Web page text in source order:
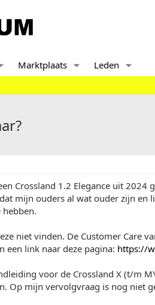
Marktplaats Leden
Crossland 1.2 Elegance uit 2024
mijn ouders al wat ouder zijn en
hebben.
niet vinden. De Customer Care
een link naar deze pagina: https://
voor de Crossland X (t/m
Op mijn vervolgvraag is nog niet